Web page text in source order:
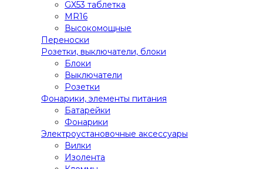
GX53 таблетка
MR16
Высокомощные
Переноски
Розетки, выключатели, блоки
Блоки
Выключатели
Розетки
Фонарики, элементы питания
Батарейки
Фонарики
Электроустановочные аксессуары
Вилки
Изолента